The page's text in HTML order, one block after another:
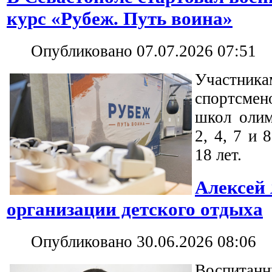
курс «Рубеж. Путь воина»
Опубликовано 07.07.2026 07:51
школ
2, 4, 7 и 8
18 лет.
Алексей
организации детского отдыха
Опубликовано 30.06.2026 08:06